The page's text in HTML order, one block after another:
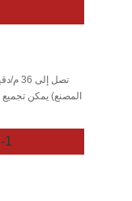
المصنع) يمكن تجميع